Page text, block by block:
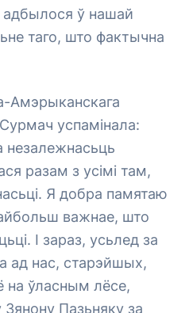
адбылося ў нашай
таго, што фактычна
Амэрыканскага
успамінала:
незалежнасьць
разам з усімі там,
Я добра памятаю
важнае, што
І зараз, усьлед за
ад нас, старэйшых,
на ўласным лёсе,
Пазьняку за